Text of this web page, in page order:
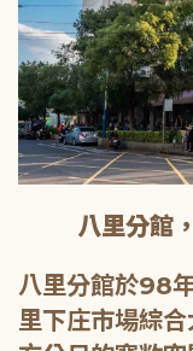
八里分館
八里分館於98
里下庄市場綜